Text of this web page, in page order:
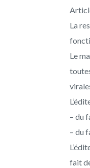
La
Le
– du
– du
fait